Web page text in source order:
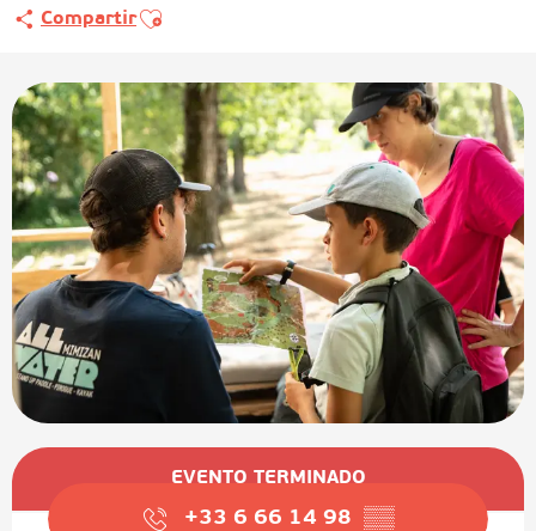
CompartirAjouter aux favoris
Horarios y datos de contacto
EVENTO TERMINADO
+33 6 66 14 98 ▒▒